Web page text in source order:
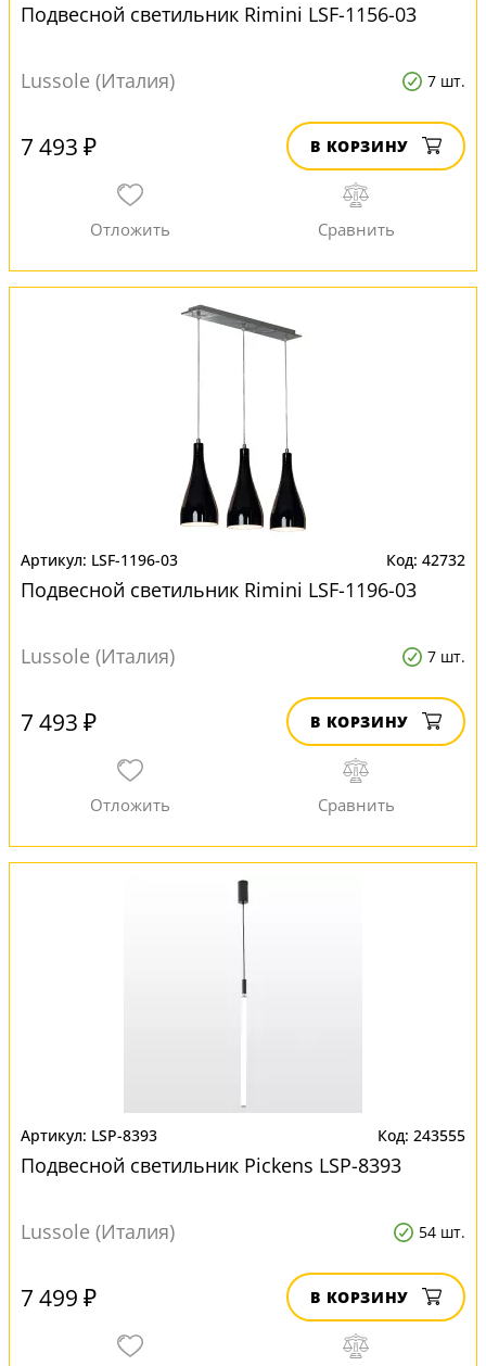
Подвесной светильник Rimini LSF-1156-03
Lussole (Италия) 7 шт.
7 493 ₽ В КОРЗИНУ
LSF-1196-03 42732
Подвесной светильник Rimini LSF-1196-03
Lussole (Италия) 7 шт.
7 493 ₽ В КОРЗИНУ
LSP-8393 243555
Подвесной светильник Pickens LSP-8393
Lussole (Италия) 54 шт.
7 499 ₽ В КОРЗИНУ